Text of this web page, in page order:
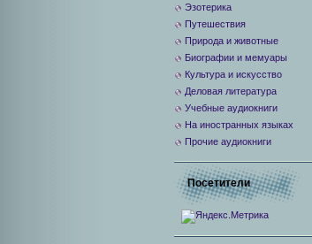
Эзотерика
Путешествия
Природа и животные
Биографии и мемуары
Культура и искусство
Деловая литература
Учебные аудиокниги
На иностранных языках
Прочие аудиокниги
Посетители